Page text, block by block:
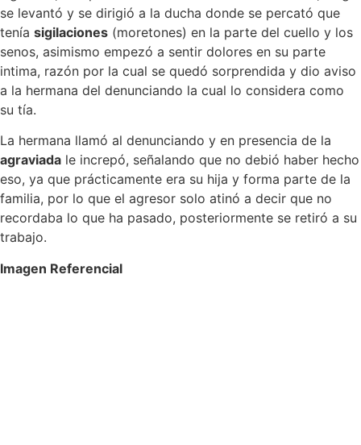
se levantó y se dirigió a la ducha donde se percató que
tenía sigilaciones (moretones) en la parte del cuello y los
senos, asimismo empezó a sentir dolores en su parte
intima, razón por la cual se quedó sorprendida y dio aviso
a la hermana del denunciando la cual lo considera como
su tía.
La hermana llamó al denunciando y en presencia de la
agraviada le increpó, señalando que no debió haber hecho
eso, ya que prácticamente era su hija y forma parte de la
familia, por lo que el agresor solo atinó a decir que no
recordaba lo que ha pasado, posteriormente se retiró a su
trabajo.
Imagen Referencial